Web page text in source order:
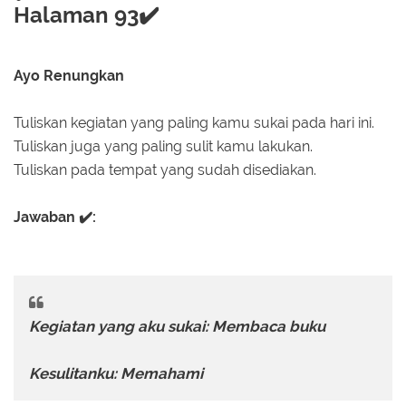
Halaman 93✔️
Ayo Renungkan
Tuliskan kegiatan yang paling kamu sukai pada hari ini.
Tuliskan juga yang paling sulit kamu lakukan.
Tuliskan pada tempat yang sudah disediakan.
Jawaban ✔️:
Kegiatan yang aku sukai: Membaca buku
Kesulitanku: Memahami